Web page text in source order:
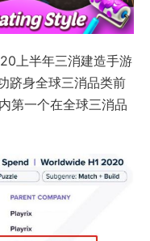
上半年三消建造手游
跻身全球三消品类前
第一个在全球三消品